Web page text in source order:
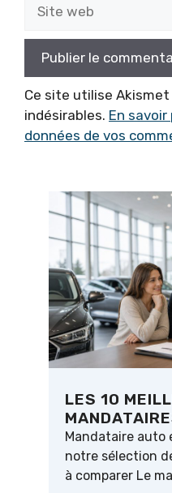
Ce site utilise
indésirables. En
données de vos
LES 10
Mandataire auto
notre sélection
à comparer Le